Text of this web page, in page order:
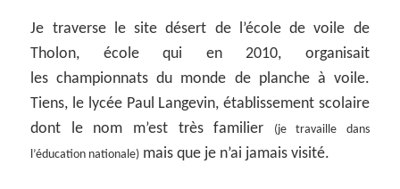
Je traverse le site désert de l’école de voile de
Tholon, école qui en 2010, organisait
les championnats du monde de planche à voile.
Tiens, le lycée Paul Langevin, établissement scolaire
dont le nom m’est très familier
(je travaille dans
l’éducation nationale) mais que je n’ai jamais visité.